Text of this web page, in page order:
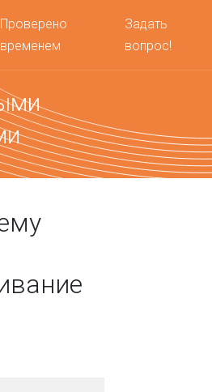
Проверено
временем
Задать
вопрос!